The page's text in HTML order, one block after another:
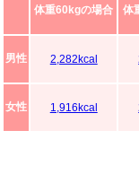
体重60kgの場合 体
男性 2,282kcal
女性 1,916kcal